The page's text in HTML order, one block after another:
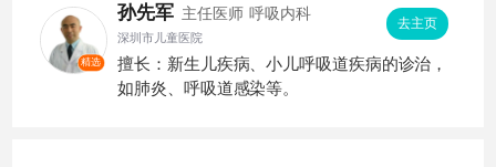
精选
孙先军 主任医师 呼吸内科
深圳市儿童医院
去主页
擅长：新生儿疾病、小儿呼吸道疾病的诊治，
如肺炎、呼吸道感染等。